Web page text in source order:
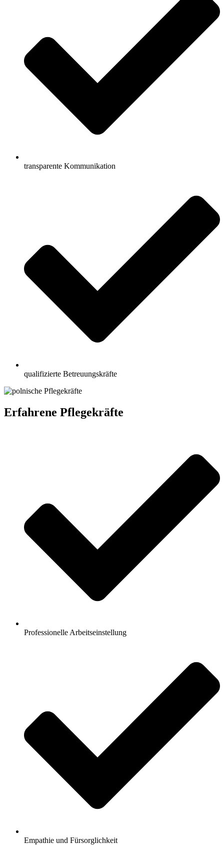
transparente Kommunikation
qualifizierte Betreuungskräfte
Erfahrene Pflegekräfte
Professionelle Arbeitseinstellung
Empathie und Fürsorglichkeit